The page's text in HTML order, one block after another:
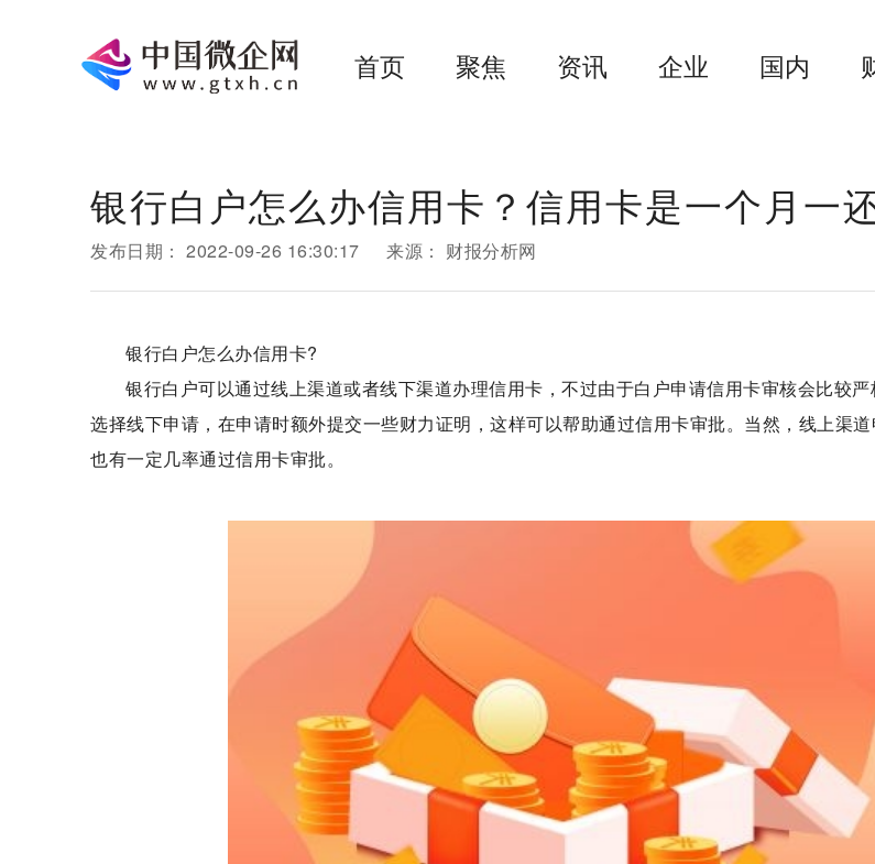
首页 聚焦 资讯 企业 国内
银行白户怎么办信用卡？信用卡是一个月一
发布日期： 2022-09-26 16:30:17 来源： 财报分析网
银行白户怎么办信用卡?
银行白户可以通过线上渠道或者线下渠道办理信用卡，不过由于白户申请信用卡审核会比较
选择线下申请，在申请时额外提交一些财力证明，这样可以帮助通过信用卡审批。当然，线上渠道
也有一定几率通过信用卡审批。